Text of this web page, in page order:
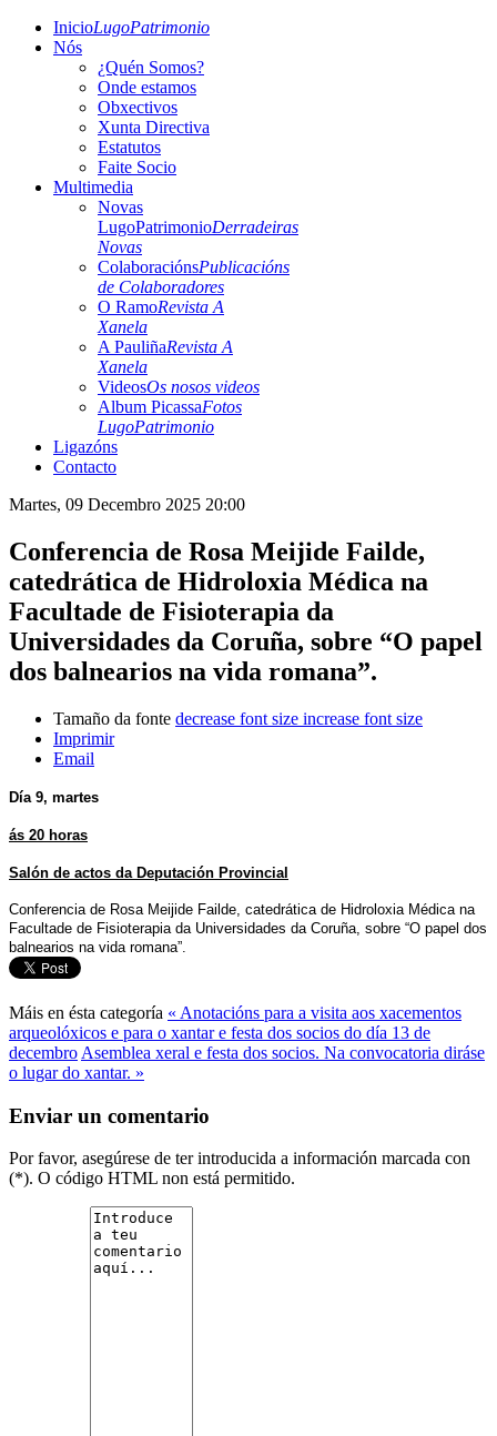
InicioLugoPatrimonio
Nós
¿Quén Somos?
Onde estamos
Obxectivos
Xunta Directiva
Estatutos
Faite Socio
Multimedia
Novas
LugoPatrimonioDerradeiras
Novas
ColaboraciónsPublicacións
de Colaboradores
O RamoRevista A
Xanela
A PauliñaRevista A
Xanela
VideosOs nosos videos
Album PicassaFotos
LugoPatrimonio
Ligazóns
Contacto
Martes, 09 Decembro 2025 20:00
Conferencia de Rosa Meijide Failde,
catedrática de Hidroloxia Médica na
Facultade de Fisioterapia da
Universidades da Coruña, sobre “O papel
dos balnearios na vida romana”.
Tamaño da fonte decrease font size increase font size
Imprimir
Email
Día 9, martes
ás 20 horas
Salón de actos da Deputación Provincial
Conferencia de Rosa Meijide Failde, catedrática de Hidroloxia Médica na
Facultade de Fisioterapia da Universidades da Coruña, sobre “O papel dos
balnearios na vida romana”.
Máis en ésta categoría « Anotacións para a visita aos xacementos
arqueolóxicos e para o xantar e festa dos socios do día 13 de
decembro Asemblea xeral e festa dos socios. Na convocatoria diráse
o lugar do xantar. »
Enviar un comentario
Por favor, asegúrese de ter introducida a información marcada con
(*). O código HTML non está permitido.